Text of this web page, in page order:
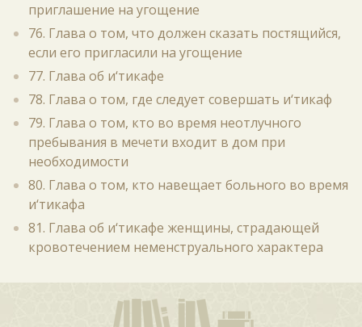
приглашение на угощение
76. Глава о том, что должен сказать постящийся,
если его пригласили на угощение
77. Глава об и‘тикафе
78. Глава о том, где следует совершать и‘тикаф
79. Глава о том, кто во время неотлучного
пребывания в мечети входит в дом при
необходимости
80. Глава о том, кто навещает больного во время
и‘тикафа
81. Глава об и‘тикафе женщины, страдающей
кровотечением неменструального характера